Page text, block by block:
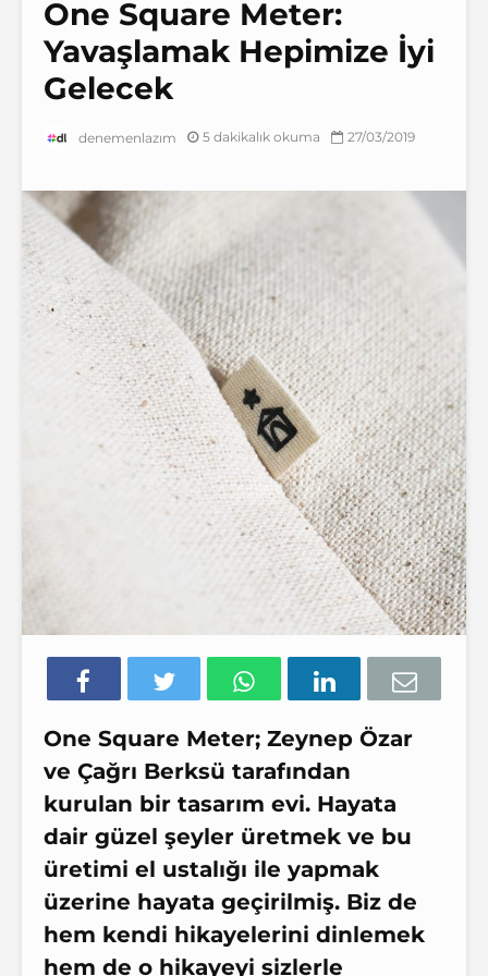
One Square Meter:
Yavaşlamak Hepimize İyi
Gelecek
denemenlazım 5 dakikalık okuma 27/03/2019
One Square Meter; Zeynep Özar
ve Çağrı Berksü tarafından
kurulan bir tasarım evi. Hayata
dair güzel şeyler üretmek ve bu
üretimi el ustalığı ile yapmak
üzerine hayata geçirilmiş. Biz de
hem kendi hikayelerini dinlemek
hem de o hikayeyi sizlerle